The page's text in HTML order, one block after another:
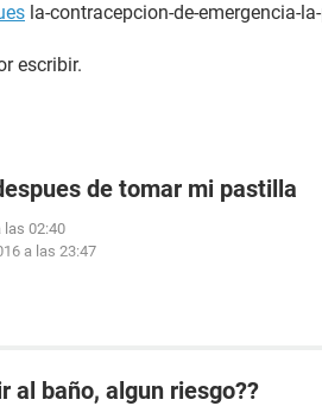
la-contracepcion-de-emergencia-
escribir.
de tomar mi pastilla
las 02:40
a las 23:47
al baño, algun riesgo??